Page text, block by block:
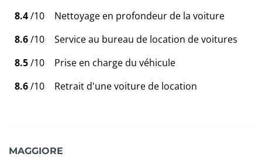
8.4/10
Nettoyage en profondeur de la voiture
8.6/10
Service au bureau de location de voitures
8.5/10
Prise en charge du véhicule
8.6/10 Retrait d'une voiture de location
MAGGIORE